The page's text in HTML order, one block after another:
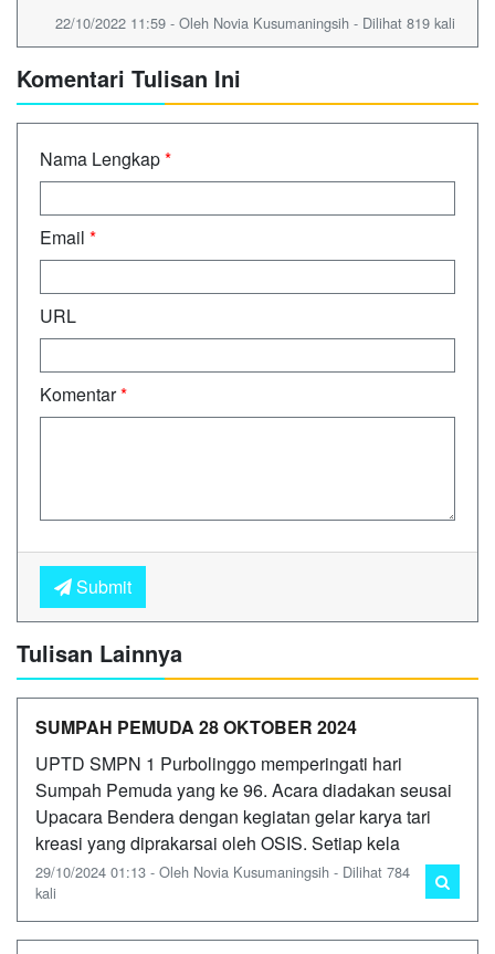
22/10/2022 11:59 - Oleh Novia Kusumaningsih - Dilihat 819 kali
Komentari Tulisan Ini
Nama Lengkap*
Email *
URL
Komentar*
Submit
Tulisan Lainnya
SUMPAH PEMUDA 28 OKTOBER 2024
UPTD SMPN 1 Purbolinggo memperingati hari
Sumpah Pemuda yang ke 96. Acara diadakan seusai
Upacara Bendera dengan kegiatan gelar karya tari
kreasi yang diprakarsai oleh OSIS. Setiap kela
29/10/2024 01:13 - Oleh Novia Kusumaningsih - Dilihat 784
kali